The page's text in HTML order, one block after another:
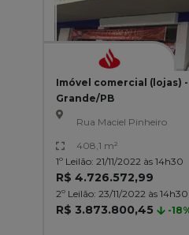
Imóvel comercial (lojas)
Grande/PB
Rua Maciel Pinheiro
408,1 m²
1º Leilão: 21/11/2022 às 14h30
R$ 4.726.572,99
2º Leilão: 23/11/2022 às 14h30
R$ 3.873.800,45 -